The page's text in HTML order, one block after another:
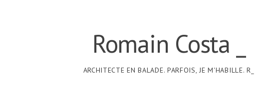
Romain Costa _
ARCHITECTE EN BALADE. PARFOIS, JE M'HABILLE. R_